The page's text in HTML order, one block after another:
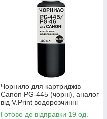
Чорнило для картриджів
Canon PG-445 (чорні), аналог
від V.Print водорозчинні
100мл
Готово до відправки 19 од.